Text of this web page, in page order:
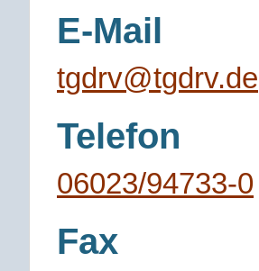
E-Mail
tgdrv@tgdrv.de
Telefon
06023/94733-0
Fax